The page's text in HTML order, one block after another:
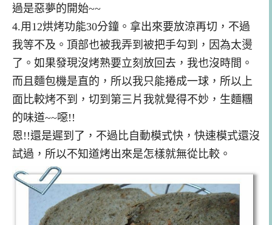
過是惡夢的開始~~
4.用12烘烤功能30分鐘。拿出來要放涼再切，不過
我等不及。頂部也被我弄到被把手勾到，因為太燙
了。如果發現沒烤熟要立刻放回去，我也沒時間。
而且麵包機是直的，所以我只能捲成一球，所以上
面比較烤不到，切到第三片我就覺得不妙，生麵糰
的味道~~噁!!
恩!!還是遲到了，不過比自動模式快，快速模式還沒
試過，所以不知道烤出來是怎樣就無從比較。